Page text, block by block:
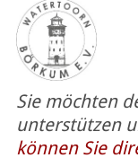
Sie möchten
unterstützen
können Sie